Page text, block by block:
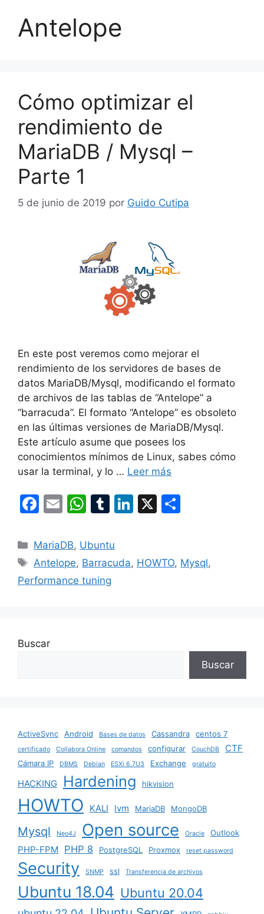
Antelope
Cómo optimizar el
rendimiento de
MariaDB / Mysql –
Parte 1
5 de junio de 2019 por Guido Cutipa
En este post veremos como mejorar el
rendimiento de los servidores de bases de
datos MariaDB/Mysql, modificando el formato
de archivos de las tablas de “Antelope” a
“barracuda”. El formato “Antelope” es obsoleto
en las últimas versiones de MariaDB/Mysql.
Este artículo asume que posees los
conocimientos mínimos de Linux, sabes cómo
usar la terminal, y lo … Leer más
F
c
e
b
k
E
ai
l
W
at
s
A
T
m
bl
r
Li
e
X
p
Categorías
MariaDB, Ubuntu
Etiquetas
Antelope, Barracuda, HOWTO, Mysql,
Performance tuning
Buscar
Buscar
ActiveSync Android Bases de datos Cassandra centos 7
certificado Collabora Online comandos configurar CouchDB CTF
Cámara IP DBMS Debian ESXi 6.7U3 Exchange gratuito
HACKING Hardening hikvision
HOWTO KALI lvm MariaDB MongoDB
Mysql Neo4J Open source Oracle Outlook
PHP-FPM PHP 8 PostgreSQL Proxmox reset password
Security SNMP ssl Transferencia de archivos
Ubuntu 18.04 Ubuntu 20.04